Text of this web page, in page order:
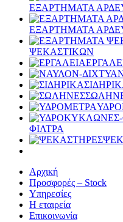
ΕΞΑΡΤΗΜΑΤΑ
ΕΞΑΡΤΗΜΑΤΑ
ΨΕΚΑΣΤΙΚΩΝ
ΦΙΛΤΡΑ
Αρχική
Προσφορές – Stock
Υπηρεσίες
Η εταιρεία
Επικοινωνία